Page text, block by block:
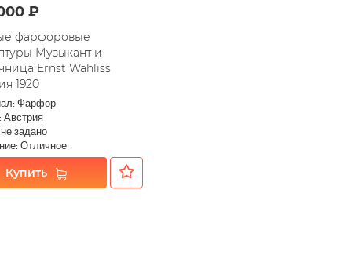
₽
фарфоровые
Музыкант и
Ernst Wahliss
1920
Фарфор
Австрия
задано
Отличное
Купить